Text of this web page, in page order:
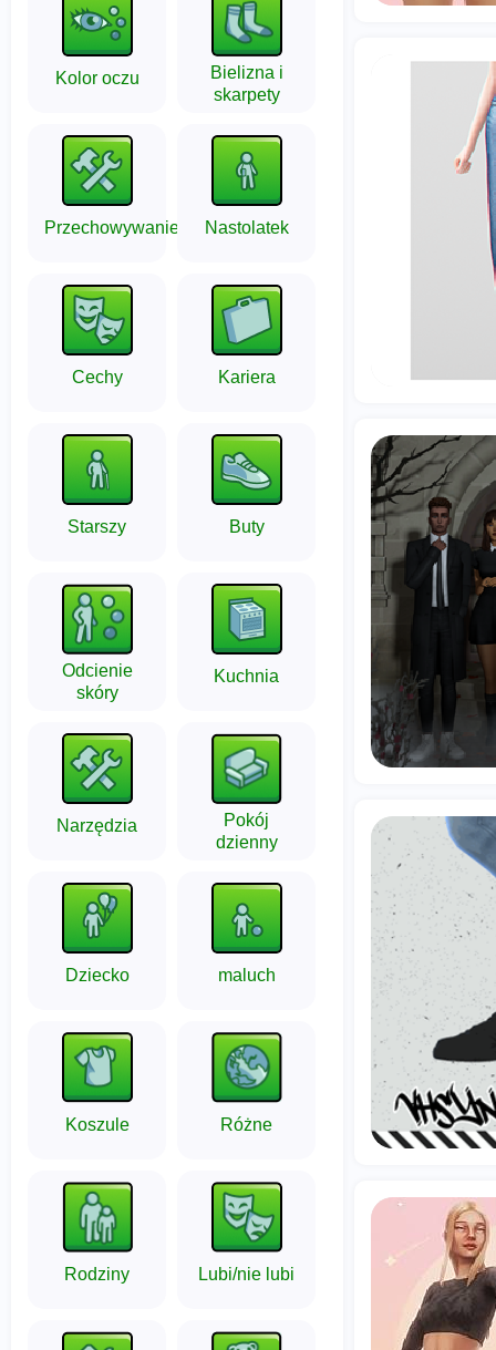
Kolor oczu
Bielizna i
skarpety
Przechowywanie Nastolatek
Cechy Kariera
Starszy Buty
Odcienie
skóry
Kuchnia
Narzędzia
Pokój
dzienny
Dziecko maluch
Koszule Różne
Rodziny Lubi/nie lubi